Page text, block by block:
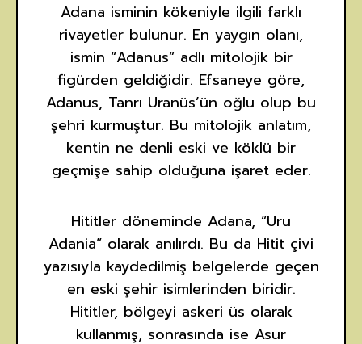
Adana isminin kökeniyle ilgili farklı
rivayetler bulunur. En yaygın olanı,
ismin “Adanus” adlı mitolojik bir
figürden geldiğidir. Efsaneye göre,
Adanus, Tanrı Uranüs’ün oğlu olup bu
şehri kurmuştur. Bu mitolojik anlatım,
kentin ne denli eski ve köklü bir
geçmişe sahip olduğuna işaret eder.
Hititler döneminde Adana, “Uru
Adania” olarak anılırdı. Bu da Hitit çivi
yazısıyla kaydedilmiş belgelerde geçen
en eski şehir isimlerinden biridir.
Hititler, bölgeyi askeri üs olarak
kullanmış, sonrasında ise Asur